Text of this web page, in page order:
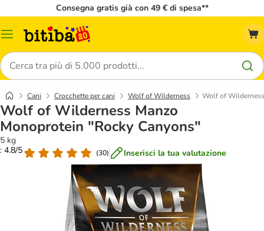
Consegna gratis già con 49 € di spesa**
Overview
Cerca
Cani Crocchette per cani Wolf of Wilderness Wolf of
Wolf of Wilderness Manzo
Monoprotein "Rocky Canyons"
5 kg
: 4.8/5
(30) Inserisci la tua valutazione